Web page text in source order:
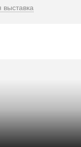
выставка